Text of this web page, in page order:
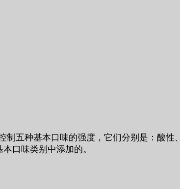
五种基本口味的强度，它们分别是：酸
口味类别中添加的。